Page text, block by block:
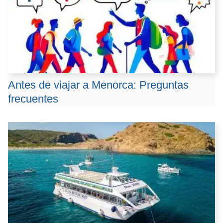
Antes de viajar a Menorca: Preguntas
frecuentes